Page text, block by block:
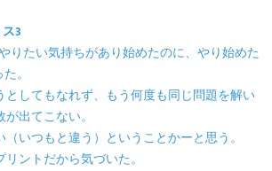
3
りたい気持ちがあり始めたのに、やり始めた
。
としてもなれず、もう何度も同じ問題を解い
出てこない。
いつもと違う）ということかーと思う。
ントだから気づいた。